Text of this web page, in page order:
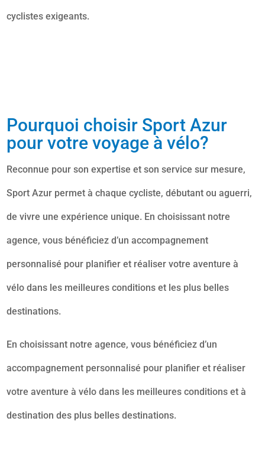
cyclistes exigeants.
Pourquoi choisir Sport Azur
pour votre voyage à vélo?
Reconnue pour son expertise et son service sur mesure,
Sport Azur permet à chaque cycliste, débutant ou aguerri,
de vivre une expérience unique. En choisissant notre
agence, vous bénéficiez d’un accompagnement
personnalisé pour planifier et réaliser votre aventure à
vélo dans les meilleures conditions et les plus belles
destinations.
En choisissant notre agence, vous bénéficiez d’un
accompagnement personnalisé pour planifier et réaliser
votre aventure à vélo dans les meilleures conditions et à
destination des plus belles destinations.